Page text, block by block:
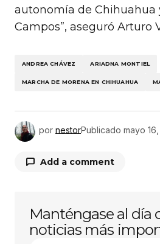
autonomía de Chihuahua
Campos”, aseguró Arturo
ANDREA CHÁVEZ ARIADNA MONTIEL
MARCHA DE MORENA EN CHIHUAHUA
por nestorPublicado mayo
Add a comment
Tu dirección de correo
publicada. Los campos
marcados con*
Manténgase al día
noticias más